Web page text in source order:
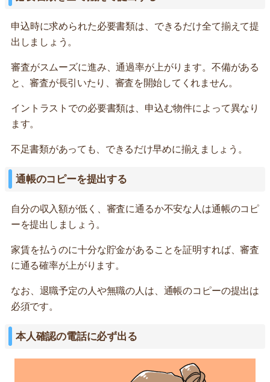
申込時に求められた必要書類は、できるだけ全て揃えて提
出しましょう。
審査がスムーズに進み、通過率が上がります。不備がある
と、審査が長引いたり、審査を開始してくれません。
イントラストでの必要書類は、申込む物件によって異なり
ます。
不足書類があっても、できるだけ早めに揃えましょう。
通帳のコピーを提出する
自分の収入額が低く、審査に通るか不安な人は通帳のコピ
ーを提出しましょう。
家賃を払うのに十分な貯金があることを証明すれば、審査
に通る確率が上がります。
なお、退職予定の人や無職の人は、通帳のコピーの提出は
必須です。
本人確認の電話に必ず出る